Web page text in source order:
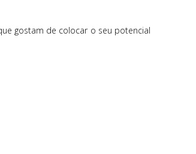
gostam de colocar o seu potencial